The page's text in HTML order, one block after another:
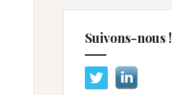
Suivons-nous !